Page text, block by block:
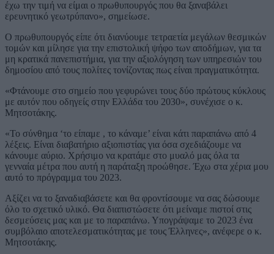
έχω την τιμή να είμαι ο πρωθυπουργός που θα ξαναβάλει
ερευνητικό γεωτρύπανο», σημείωσε.
Ο πρωθυπουργός είπε ότι διανύουμε τετραετία μεγάλων θεσμικών
τομών και μίλησε για την επιστολική ψήφο των αποδήμων, για τα
μη κρατικά πανεπιστήμια, για την αξιολόγηση των υπηρεσιών του
δημοσίου από τους πολίτες τονίζοντας πως είναι πραγματικότητα.
«Φτάνουμε στο σημείο που γεφυρώνει τους δύο πρώτους κύκλους
με αυτόν που οδηγείς στην Ελλάδα του 2030», συνέχισε ο κ.
Μητσοτάκης.
«Το σύνθημα ‘το είπαμε , το κάναμε’ είναι κάτι παραπάνω από 4
λέξεις. Είναι διαβατήριο αξιοπιστίας για όσα σχεδιάζουμε να
κάνουμε αύριο. Χρήσιμο να κρατάμε στο μυαλό μας όλα τα
γενναία μέτρα που αυτή η παράταξη προώθησε. Έχω στα χέρια μου
αυτό το πρόγραμμα του 2023.
Αξίζει να το ξαναδιαβάσετε και θα φροντίσουμε να σας δώσουμε
όλο το σχετικό υλικό. Θα διαπιστώσετε ότι μείναμε πιστοί στις
δεσμεύσεις μας και με το παραπάνω. Υπογράψαμε το 2023 ένα
συμβόλαιο αποτελεσματικότητας με τους Έλληνες», ανέφερε ο κ.
Μητσοτάκης.